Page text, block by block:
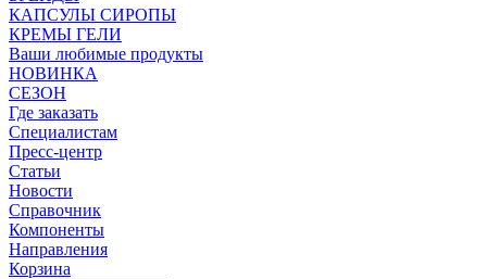
КАПСУЛЫ СИРОПЫ
КРЕМЫ ГЕЛИ
Ваши любимые продукты
НОВИНКА
СЕЗОН
Где заказать
Специалистам
Пресс-центр
Статьи
Новости
Справочник
Компоненты
Направления
Корзина